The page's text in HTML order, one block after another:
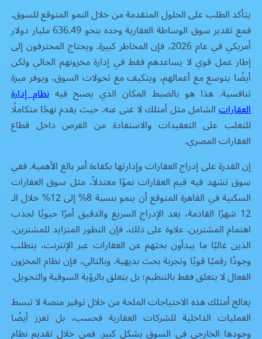
يتأكد الطلب على الحلول المتقدمة من خلال النمو المتوقع للسوق.
فمع تقدير سوق الوساطة العقارية وحده بنحو 636.49 مليار دولار
أمريكي في عام 2026، فإن المخاطر كبيرة. ويحتاج المحترفون إلى
إطار عمل قوي لا يساعدهم فقط في إدارة مخزونهم الحالي ولكن
أيضًا يتوسع مع أعمالهم، ويتكيف مع تحولات السوق، ويوفر ميزة
تنافسية. هذا هو بالضبط المكان الذي يصبح فيهنظام إدارة
العقاراتالشامل مثل أمتلك لا غنى عنه، حيث يقدم نهجًا متكاملًا
للتغلب على التعقيدات والاستفادة من الفرص داخل قطاع
العقارات المصري.
إن القدرة على إدراج العقارات وإدارتها بكفاءة أمر بالغ الأهمية. ففي
سوق تشهد فيه قيم العقارات نموًا معتدلاً، مثل سوق العقارات
السكنية في القاهرة المتوقع أن ينمو بنسبة 8% إلى 12% خلال الـ
12 شهرًا القادمة، يعد الإدراج السريع والدقيق أمرًا حيويًا لجذب
اهتمام المشترين. علاوة على ذلك، فإن التطور المتزايد للمشترين،
الذين غالبًا ما يبدأون بحثهم عن العقارات عبر الإنترنت، يتطلب
وجودًا رقميًا قويًا وتجربة بحث بديهية. وبالتالي، فإن نظام المخزون
الفعال لا يتعلق فقط بالتنظيم؛ بل يتعلق بالرؤية السوقية والتحويل.
يعالج أمتلك هذه الاحتياجات الملحة من خلال توفير منصة لا تبسط
العمليات الداخلية للشركات العقارية فحسب، بل تعزز أيضًا
وجودها الخارجي في السوق بشكل كبير. فمن خلال تقديم نظام